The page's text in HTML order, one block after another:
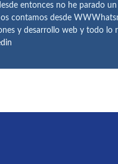
entonces no he parado
contamos desde
y desarrollo web y todo